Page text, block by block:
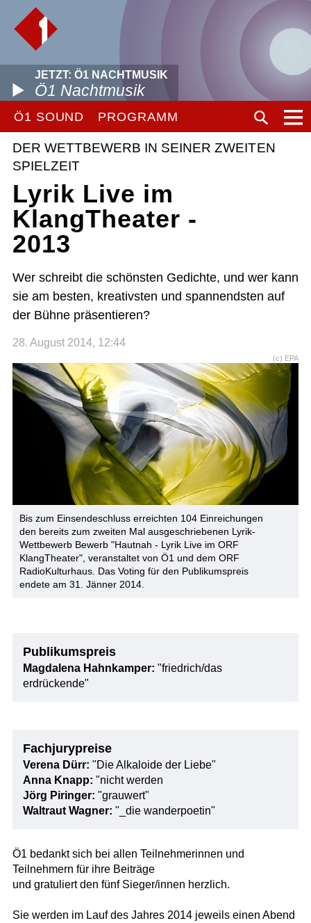
JETZT: Ö1 NACHTMUSIK
Ö1 Nachtmusik
Ö1 SOUND PROGRAMM
DER WETTBEWERB IN SEINER ZWEITEN
SPIELZEIT
Lyrik Live im
KlangTheater -
2013
Wer schreibt die schönsten Gedichte, und wer kann
sie am besten, kreativsten und spannendsten auf
der Bühne präsentieren?
28. August 2014, 12:44
Bis zum Einsendeschluss erreichten 104 Einreichungen
den bereits zum zweiten Mal ausgeschriebenen Lyrik-
Wettbewerb Bewerb "Hautnah - Lyrik Live im ORF
KlangTheater", veranstaltet von Ö1 und dem ORF
RadioKulturhaus. Das Voting für den Publikumspreis
endete am 31. Jänner 2014.
(c) EPA
Publikumspreis
Magdalena Hahnkamper: "friedrich/das
erdrückende"
Fachjurypreise
Verena Dürr: "Die Alkaloide der Liebe"
Anna Knapp: "nicht werden
Jörg Piringer: "grauwert"
Waltraut Wagner: "_die wanderpoetin"
Ö1 bedankt sich bei allen Teilnehmerinnen und
Teilnehmern für ihre Beiträge
und gratuliert den fünf Sieger/innen herzlich.
Sie werden im Lauf des Jahres 2014 jeweils einen Abend